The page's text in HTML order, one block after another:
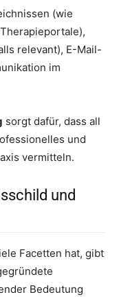
(wie
relevant), E-Mail-
im
sorgt dafür, dass all
und
vermitteln.
und
Facetten hat, gibt
Bedeutung